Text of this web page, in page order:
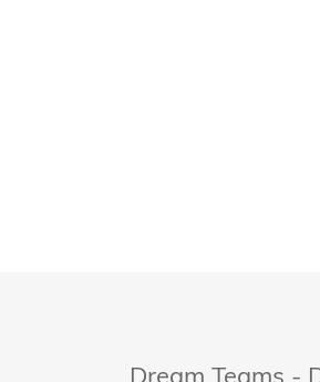
Dream Teams -